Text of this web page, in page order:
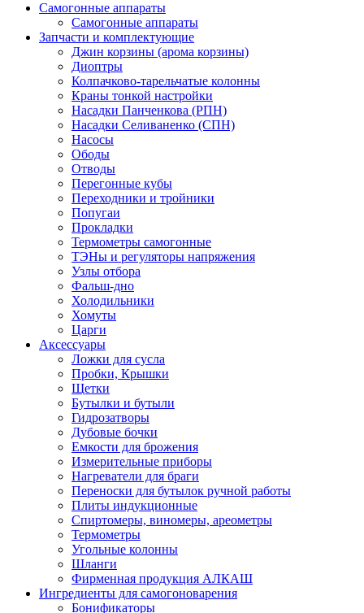
Самогонные аппараты
Самогонные аппараты
Запчасти и комплектующие
Джин корзины (арома корзины)
Диоптры
Колпачково-тарельчатые колонны
Краны тонкой настройки
Насадки Панченкова (РПН)
Насадки Селиваненко (СПН)
Насосы
Ободы
Отводы
Перегонные кубы
Переходники и тройники
Попугаи
Прокладки
Термометры самогонные
ТЭНы и регуляторы напряжения
Узлы отбора
Фальш-дно
Холодильники
Хомуты
Царги
Аксессуары
Ложки для сусла
Пробки, Крышки
Щетки
Бутылки и бутыли
Гидрозатворы
Дубовые бочки
Емкости для брожения
Измерительные приборы
Нагреватели для браги
Переноски для бутылок ручной работы
Плиты индукционные
Спиртомеры, виномеры, ареометры
Термометры
Угольные колонны
Шланги
Фирменная продукция АЛКАШ
Ингредиенты для самогоноварения
Бонификаторы